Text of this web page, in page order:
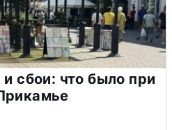
сбои: что было при